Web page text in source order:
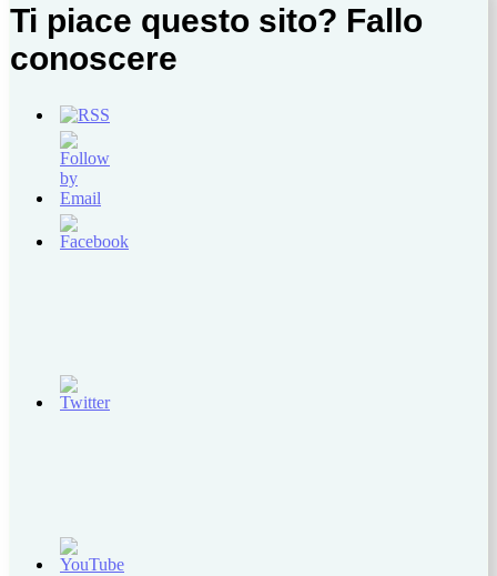
Ti piace questo sito? Fallo
conoscere